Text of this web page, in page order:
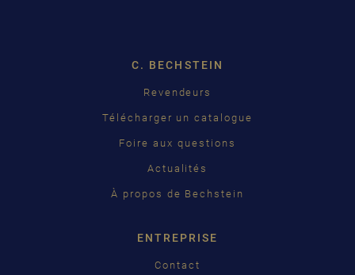
C. BECHSTEIN
Revendeurs
Télécharger un catalogue
Foire aux questions
Actualités
À propos de Bechstein
ENTREPRISE
Contact